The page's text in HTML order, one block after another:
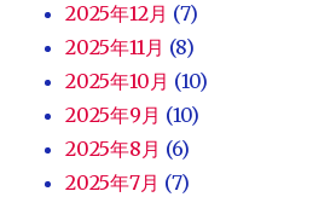
2025年12月 (7)
2025年11月 (8)
2025年10月 (10)
2025年9月 (10)
2025年8月 (6)
2025年7月 (7)